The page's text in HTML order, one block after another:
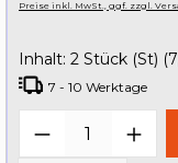
Preise inkl. MwSt., ggf. zzgl.
Inhalt: 2 Stück (St)
7 - 10 Werktage
Produkt